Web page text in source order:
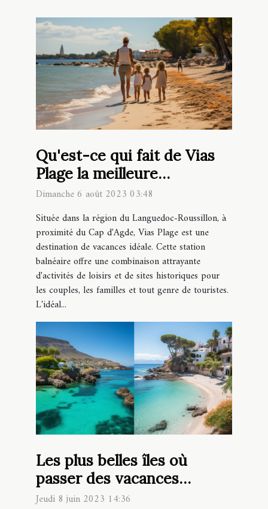
Qu'est-ce qui fait de Vias
Plage la meilleure
destination pour vos
vacances en famille ?
Dimanche 6 août 2023 03:48
Située dans la région du Languedoc-Roussillon, à
proximité du Cap d'Agde, Vias Plage est une
destination de vacances idéale. Cette station
balnéaire offre une combinaison attrayante
d'activités de loisirs et de sites historiques pour
les couples, les familles et tout genre de touristes.
L'idéal...
Les plus belles îles où
passer des vacances
estivales ensoleillées
Jeudi 8 juin 2023 14:36